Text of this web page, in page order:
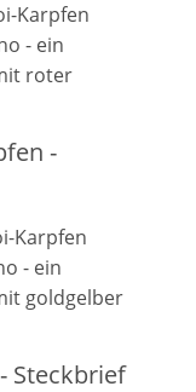
Karpfen
- ein
roter
-
Karpfen
- ein
goldgelber
Steckbrief